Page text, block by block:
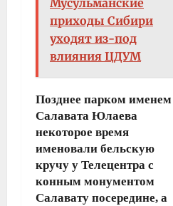
Мусульманские
приходы Сибири
уходят из-под
влияния ЦДУМ
Позднее парком именем
Салавата Юлаева
некоторое время
именовали бельскую
кручу у Телецентра с
конным монументом
Салавату посередине, а